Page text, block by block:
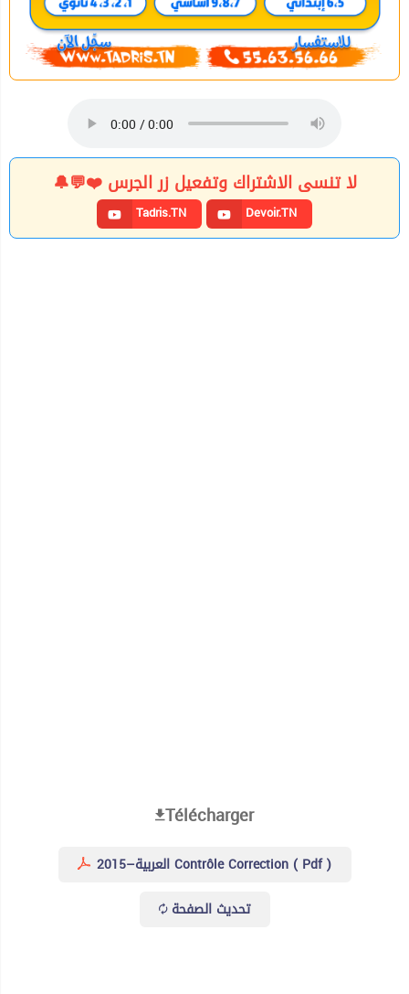
لا تنسى الاشتراك وتفعيل زر الجرس ❤️💬🔔
Tadris.TN Devoir.TN
Télécharger
العربية–2015 Contrôle Correction ( Pdf )
تحديث الصفحة